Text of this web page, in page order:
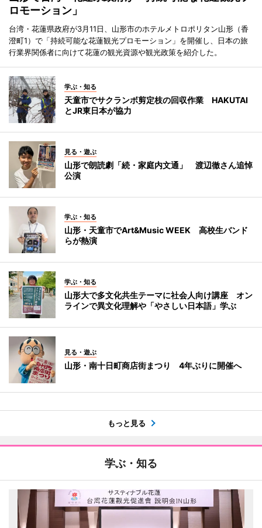
ロモーション」
台湾・花蓮県政府が3月11日、山形市のホテルメトロポリタン山形（香
澄町1）で「持続可能な花蓮観光プロモーション」を開催し、日本の旅
行業界関係者に向けて花蓮の観光資源や観光政策を紹介した。
学ぶ・知る
天童市でサクランボ剪定枝の回収作業 HAKUTAI
とJR東日本が協力
見る・遊ぶ
山形で朗読劇「続・家庭内文通」 渡辺徹さん追悼
公演
学ぶ・知る
山形・天童市でArt&Music WEEK 高校生バンド
らが熱演
学ぶ・知る
山形大で多文化共生テーマに社会人向け講座 オン
ラインで異文化理解や「やさしい日本語」学ぶ
見る・遊ぶ
山形・南十日町商店街まつり 4年ぶりに開催へ
もっと見る
学ぶ・知る